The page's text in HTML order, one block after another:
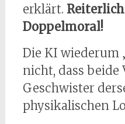
erklärt.
Doppelmoral!
Die KI wiederum
nicht, dass beide
Geschwister
physikalischen